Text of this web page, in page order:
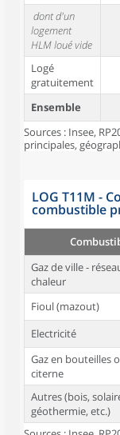
dont d'un
logement
HLM loué vide
Logé
gratuitement
Ensemble
Sources : Insee,
principales,
LOG T11M -
combustible
Gaz de ville -
chaleur
Fioul (mazout)
Electricité
Gaz en bouteilles
citerne
Autres (bois,
géothermie, etc.)